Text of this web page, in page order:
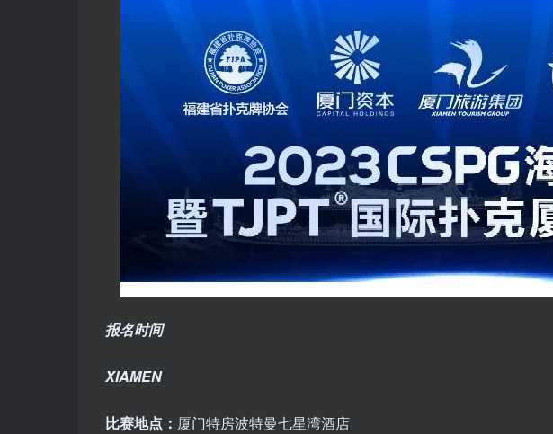
报名时间
XIAMEN
比赛地点： 厦门特房波特曼七星湾酒店